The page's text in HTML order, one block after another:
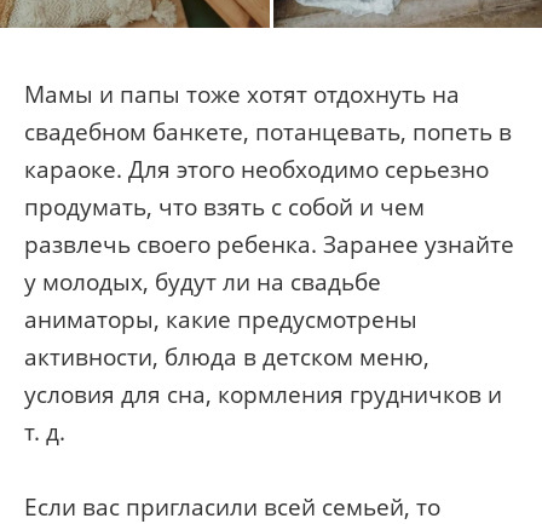
Мамы и папы тоже хотят отдохнуть на
свадебном банкете, потанцевать, попеть в
караоке. Для этого необходимо серьезно
продумать, что взять с собой и чем
развлечь своего ребенка. Заранее узнайте
у молодых, будут ли на свадьбе
аниматоры, какие предусмотрены
активности, блюда в детском меню,
условия для сна, кормления грудничков и
т. д.
Если вас пригласили всей семьей, то